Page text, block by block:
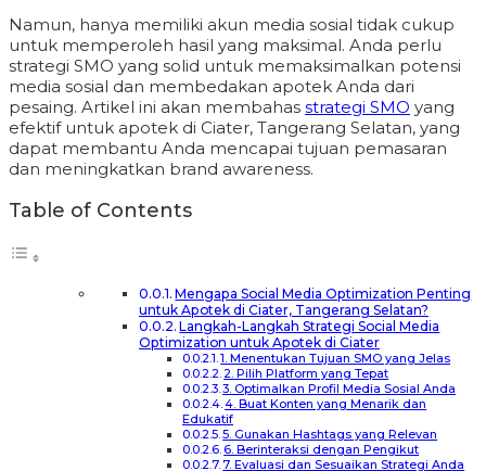
Namun, hanya memiliki akun media sosial tidak cukup
untuk memperoleh hasil yang maksimal. Anda perlu
strategi SMO yang solid untuk memaksimalkan potensi
media sosial dan membedakan apotek Anda dari
pesaing. Artikel ini akan membahas strategi SMO yang
efektif untuk apotek di Ciater, Tangerang Selatan, yang
dapat membantu Anda mencapai tujuan pemasaran
dan meningkatkan brand awareness.
Table of Contents
Mengapa Social Media Optimization Penting
untuk Apotek di Ciater, Tangerang Selatan?
Langkah-Langkah Strategi Social Media
Optimization untuk Apotek di Ciater
1. Menentukan Tujuan SMO yang Jelas
2. Pilih Platform yang Tepat
3. Optimalkan Profil Media Sosial Anda
4. Buat Konten yang Menarik dan
Edukatif
5. Gunakan Hashtags yang Relevan
6. Berinteraksi dengan Pengikut
7. Evaluasi dan Sesuaikan Strategi Anda